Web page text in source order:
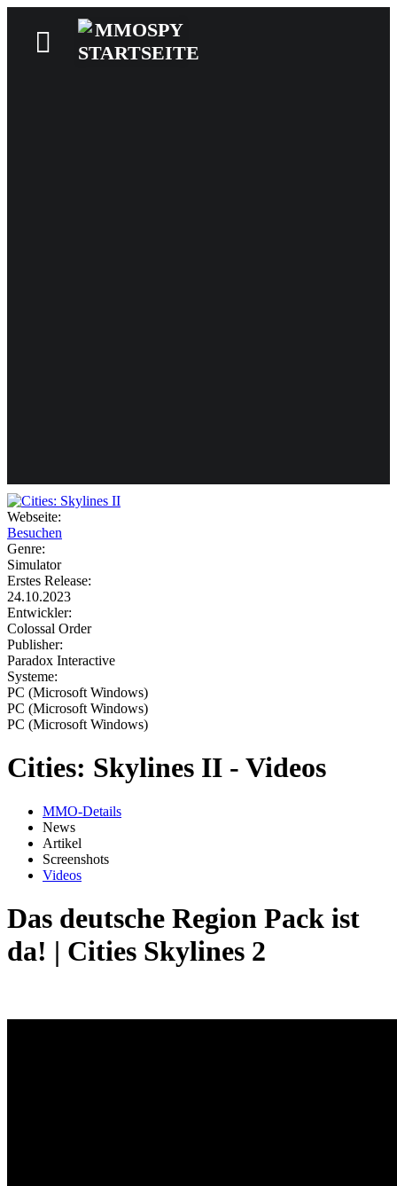
Webseite:
Besuchen
Genre:
Simulator
Erstes Release:
24.10.2023
Entwickler:
Colossal Order
Publisher:
Paradox Interactive
Systeme:
PC (Microsoft Windows)
PC (Microsoft Windows)
PC (Microsoft Windows)
Cities: Skylines II - Videos
MMO-Details
News
Artikel
Screenshots
Videos
Das deutsche Region Pack ist
da! | Cities Skylines 2